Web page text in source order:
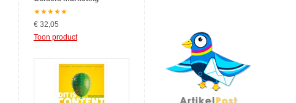
★★★★★
€ 32,05
Toon product